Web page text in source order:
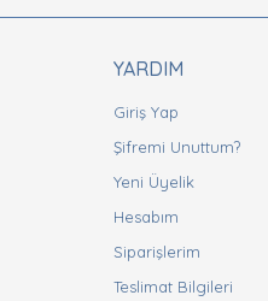
YARDIM
Giriş Yap
Şifremi Unuttum?
Yeni Üyelik
Hesabım
Siparişlerim
Teslimat Bilgileri